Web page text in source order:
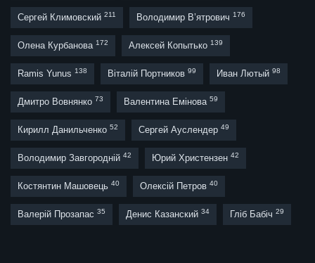
Сергей Климовский 211 Володимир В’ятрович 176
Олена Курбанова 172 Алексей Копытько 139
Ramis Yunus 138 Віталій Портников 99 Иван Лютый 98
Дмитро Вовнянко 73 Валентина Емінова 59
Кирилл Данильченко 52 Сергей Ауслендер 49
Володимир Завгородній 42 Юрий Христензен 42
Костянтин Машовець 40 Олексій Петров 40
Валерій Прозапас 35 Денис Казанский 34 Гліб Бабіч 29